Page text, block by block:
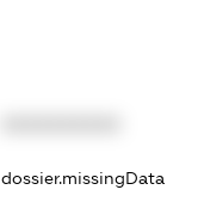
dossier.missingData